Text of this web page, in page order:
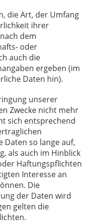
die Art, der Umfang
ihrer
dem
oder
auch die
ergeben (im
Daten hin).
unserer
Zwecke nicht mehr
sich entsprechend
Daten so lange auf,
als auch im Hinblick
Haftungspflichten
Interesse an
Die
der Daten wird
gelten die